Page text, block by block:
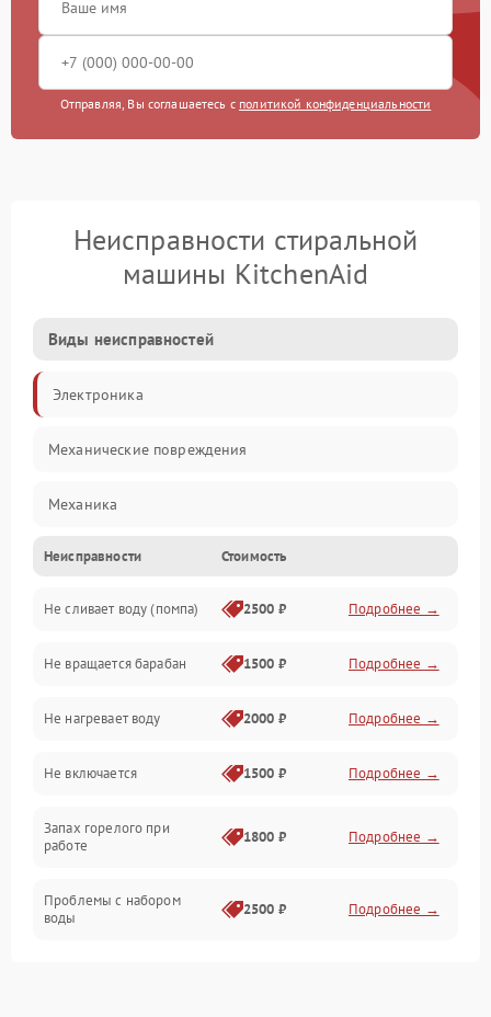
Отправляя, Вы соглашаетесь с политикой конфиденциальности
Неисправности стиральной
машины KitchenAid
Виды неисправностей
Электроника
Механические повреждения
Механика
Электропитание
Водоснабжение
Слив
Программное обеспечение
Неисправности Стоимость
Не сливает воду (помпа) 2500 ₽ Подробнее →
Не вращается барабан 1500 ₽ Подробнее →
Не нагревает воду 2000 ₽ Подробнее →
Не включается 1500 ₽ Подробнее →
Запах горелого при
работе
1800 ₽ Подробнее →
Проблемы с набором
воды
2500 ₽ Подробнее →